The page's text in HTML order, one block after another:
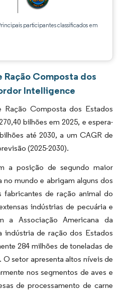
participantes classificados em
Ração Composta dos
Intelligence
Composta dos Estados
bilhões em 2025, e espera-
até 2030, a um CAGR de
(2025-2030).
a posição de segundo maior
mundo e abrigam alguns dos
de ração animal do
indústrias de pecuária e
a Associação Americana da
indústria de ração dos Estados
284 milhões de toneladas de
setor apresenta altos níveis de
nos segmentos de aves e
de processamento de carne